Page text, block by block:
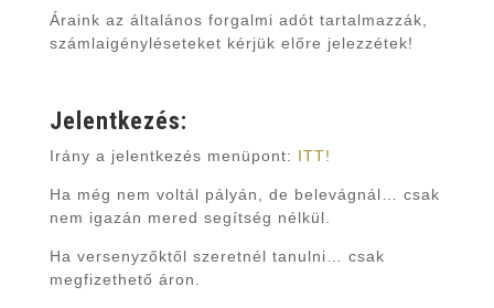
Áraink az általános forgalmi adót tartalmazzák,
számlaigényléseteket kérjük előre jelezzétek!
Jelentkezés:
Irány a jelentkezés menüpont: ITT!
Ha még nem voltál pályán, de belevágnál… csak
nem igazán mered segítség nélkül.
Ha versenyzőktől szeretnél tanulni… csak
megfizethető áron.